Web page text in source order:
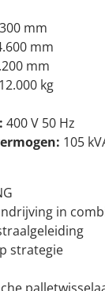
mm
mm
mm
12.000 kg
400 V 50 Hz
105
in
strategie